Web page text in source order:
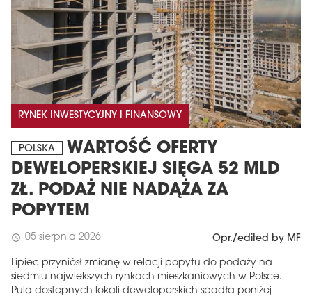
RYNEK INWESTYCYJNY I FINANSOWY
POLSKA
WARTOŚĆ OFERTY
DEWELOPERSKIEJ SIĘGA 52 MLD
ZŁ. PODAŻ NIE NADĄŻA ZA
POPYTEM
schedule 05 sierpnia 2026 Opr./edited by MF
Lipiec przyniósł zmianę w relacji popytu do podaży na
siedmiu największych rynkach mieszkaniowych w Polsce.
Pula dostępnych lokali deweloperskich spadła poniżej
MAGAZYN
Wydanie 6 (308)
CZERWIEC 2026
Więcej w tym wydaniu
arrow_forward
Zamów teraz!